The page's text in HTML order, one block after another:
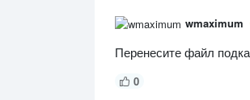
wmaximum
Перенесите файл
0